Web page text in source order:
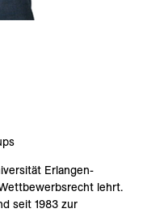
Erlangen-
lehrt.
seit 1983 zur